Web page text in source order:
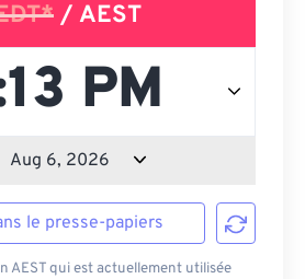
/ AEST
le presse-papiers
AEST qui est actuellement utilisée